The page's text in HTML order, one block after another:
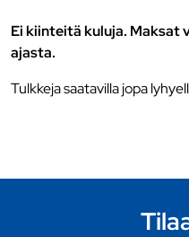
Ei kiinteitä kuluja. Maksat
ajasta.
Tulkkeja saatavilla jopa